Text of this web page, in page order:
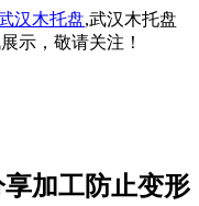
汉木托盘,武汉木托盘
示，敬请关注！
加工防止变形